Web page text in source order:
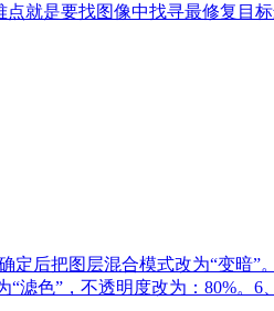
要找图像中找寻最修复目标
后把图层混合模式改为“变暗”
滤色”，不透明度改为：80%。6